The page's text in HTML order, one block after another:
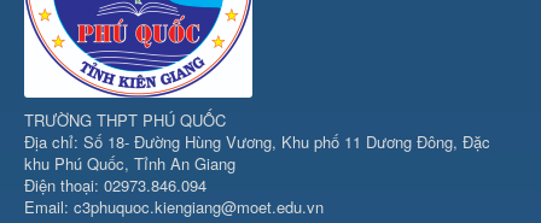
TRƯỜNG THPT PHÚ QUỐC
Địa chỉ: Số 18- Đường Hùng Vương, Khu phố 11 Dương Đông, Đặc
khu Phú Quốc, Tỉnh An Giang
Điện thoại: 02973.846.094
Email: c3phuquoc.kiengiang@moet.edu.vn